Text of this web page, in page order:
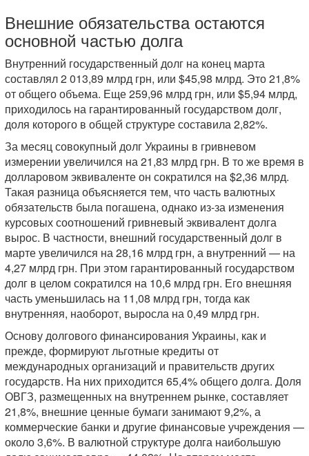
Внешние обязательства остаются
основной частью долга
Внутренний государственный долг на конец марта
составлял 2 013,89 млрд грн, или $45,98 млрд. Это 21,8%
от общего объема. Еще 259,96 млрд грн, или $5,94 млрд,
приходилось на гарантированный государством долг,
доля которого в общей структуре составила 2,82%.
За месяц совокупный долг Украины в гривневом
измерении увеличился на 21,83 млрд грн. В то же время в
долларовом эквиваленте он сократился на $2,36 млрд.
Такая разница объясняется тем, что часть валютных
обязательств была погашена, однако из-за изменения
курсовых соотношений гривневый эквивалент долга
вырос. В частности, внешний государственный долг в
марте увеличился на 28,16 млрд грн, а внутренний — на
4,27 млрд грн. При этом гарантированный государством
долг в целом сократился на 10,6 млрд грн. Его внешняя
часть уменьшилась на 11,08 млрд грн, тогда как
внутренняя, наоборот, выросла на 0,49 млрд грн.
Основу долгового финансирования Украины, как и
прежде, формируют льготные кредиты от
международных организаций и правительств других
государств. На них приходится 65,4% общего долга. Доля
ОВГЗ, размещенных на внутреннем рынке, составляет
21,8%, внешние ценные бумаги занимают 9,2%, а
коммерческие банки и другие финансовые учреждения —
около 3,6%. В валютной структуре долга наибольшую